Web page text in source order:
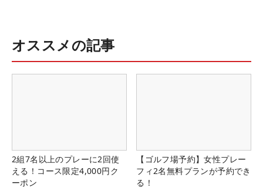
オススメの記事
2組7名以上のプレーに2回使
える！コース限定4,000円ク
ーポン
【ゴルフ場予約】女性プレー
フィ2名無料プランが予約でき
る！